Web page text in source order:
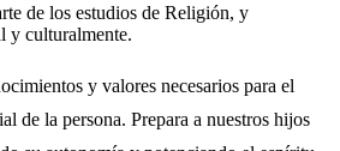
de los estudios de Religión, y
y culturalmente.
y valores necesarios para el
de la persona. Prepara a nuestros hijos